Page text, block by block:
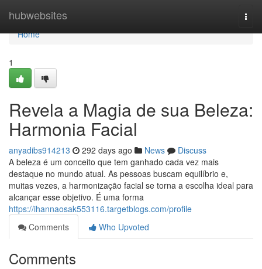
hubwebsites
Home
Home
1
Revela a Magia de sua Beleza:
Harmonia Facial
anyadibs914213 292 days ago News
Discuss
A beleza é um conceito que tem ganhado cada vez mais
destaque no mundo atual. As pessoas buscam equilíbrio e,
muitas vezes, a harmonização facial se torna a escolha ideal para
alcançar esse objetivo. É uma forma
https://ihannaosak553116.targetblogs.com/profile
Comments
Who Upvoted
Comments